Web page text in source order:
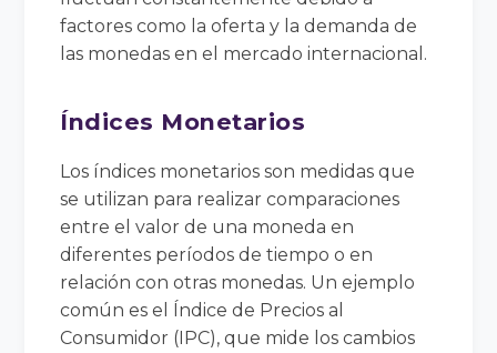
factores como la oferta y la demanda de
las monedas en el mercado internacional.
Índices Monetarios
Los índices monetarios son medidas que
se utilizan para realizar comparaciones
entre el valor de una moneda en
diferentes períodos de tiempo o en
relación con otras monedas. Un ejemplo
común es el Índice de Precios al
Consumidor (IPC), que mide los cambios